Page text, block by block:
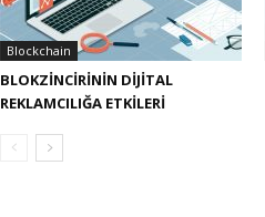
Blockchain
BLOKZINCIRININ DIJITAL
REKLAMCILIĞA ETKILERI